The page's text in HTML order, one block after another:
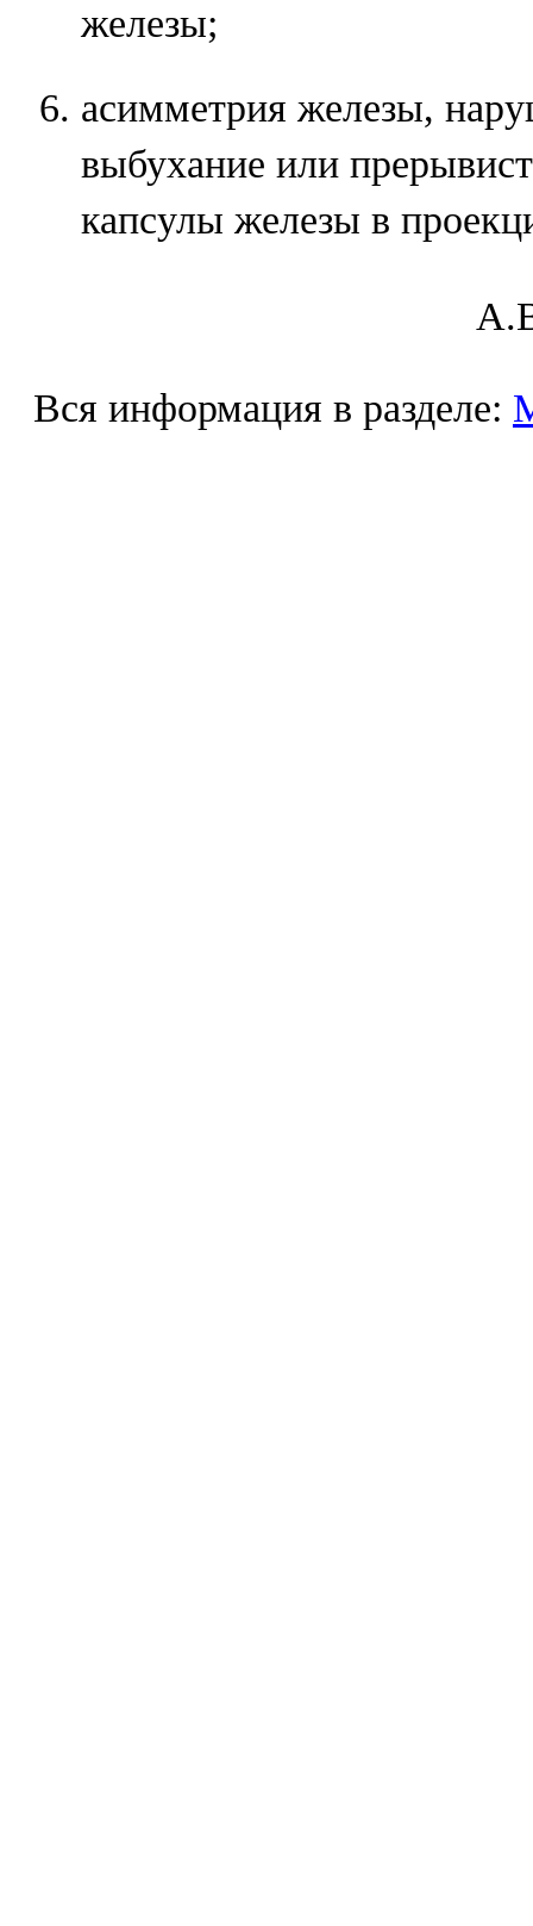
железы;
асимметрия железы,
выбухание или
капсулы железы в
Вся информация в разделе: